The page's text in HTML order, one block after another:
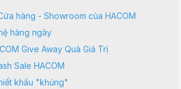
hàng - Showroom của HACOM
hàng ngày
Give Away Quà Giá Trị
Sale HACOM
khấu "khủng"